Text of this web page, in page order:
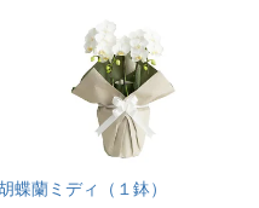
蝶蘭ミディ（１鉢）